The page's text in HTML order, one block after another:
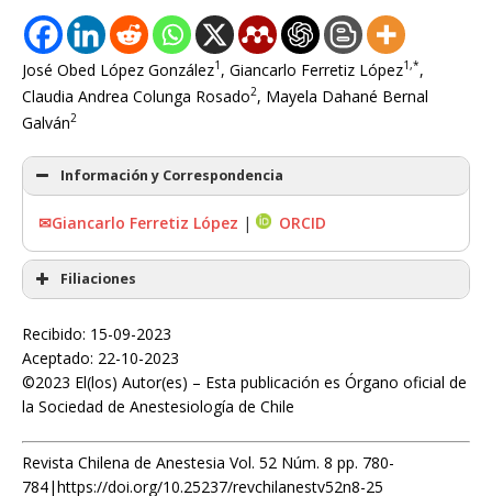
José Obed López González1 , Giancarlo Ferretiz López1,*,
Claudia Andrea Colunga Rosado2, Mayela Dahané Bernal
Galván2
Información y Correspondencia
✉Giancarlo Ferretiz López | ORCID
Filiaciones
Recibido: 15-09-2023
Aceptado: 22-10-2023
©2023 El(los) Autor(es) – Esta publicación es Órgano oficial de
la Sociedad de Anestesiología de Chile
Revista Chilena de Anestesia Vol. 52 Núm. 8 pp. 780-
784|https://doi.org/10.25237/revchilanestv52n8-25